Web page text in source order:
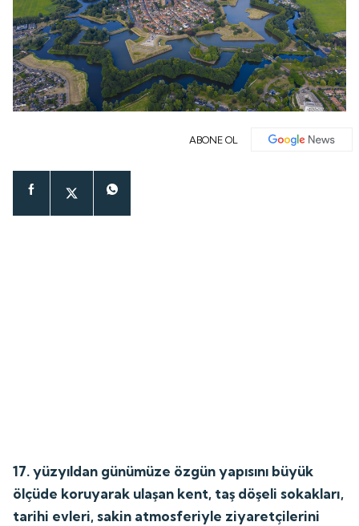
ABONE OL
17. yüzyıldan günümüze özgün yapısını büyük
ölçüde koruyarak ulaşan kent, taş döşeli sokakları,
tarihi evleri, sakin atmosferiyle ziyaretçilerini